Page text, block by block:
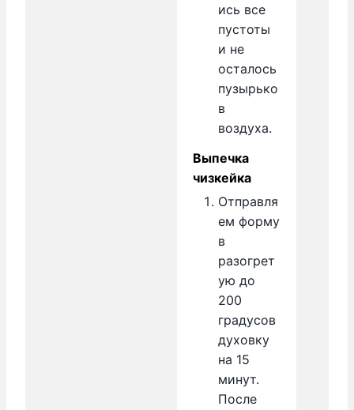
ись все
пустоты
и не
осталось
пузырько
в
воздуха.
Выпечка
чизкейка
Отправля
ем форму
в
разогрет
ую до
200
градусов
духовку
на 15
минут.
После